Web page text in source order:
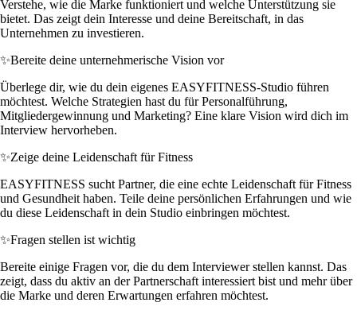
Verstehe, wie die Marke funktioniert und welche Unterstützung sie
bietet. Das zeigt dein Interesse und deine Bereitschaft, in das
Unternehmen zu investieren.
✨Bereite deine unternehmerische Vision vor
Überlege dir, wie du dein eigenes EASYFITNESS-Studio führen
möchtest. Welche Strategien hast du für Personalführung,
Mitgliedergewinnung und Marketing? Eine klare Vision wird dich im
Interview hervorheben.
✨Zeige deine Leidenschaft für Fitness
EASYFITNESS sucht Partner, die eine echte Leidenschaft für Fitness
und Gesundheit haben. Teile deine persönlichen Erfahrungen und wie
du diese Leidenschaft in dein Studio einbringen möchtest.
✨Fragen stellen ist wichtig
Bereite einige Fragen vor, die du dem Interviewer stellen kannst. Das
zeigt, dass du aktiv an der Partnerschaft interessiert bist und mehr über
die Marke und deren Erwartungen erfahren möchtest.